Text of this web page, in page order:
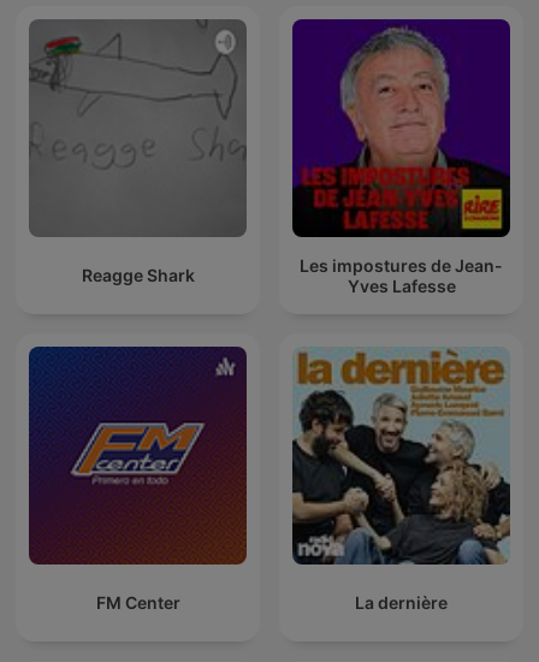
Reagge Shark
Les impostures de Jean-
Yves Lafesse
FM Center La dernière